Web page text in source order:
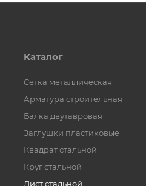
Каталог
Cетка металлическая
Арматура строительная
Балка двутавровая
Заглушки пластиковые
Квадрат стальной
Круг стальной
Лист стальной